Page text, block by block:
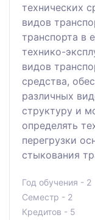
технических
видов
транспорта в
технико-
видов
средства,
различных
структуру и
определять
перегрузки
стыкования
Год обучения - 2
Семестр - 2
Кредитов - 5